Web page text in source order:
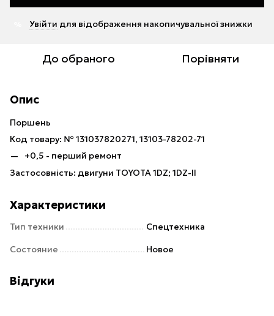
Увійти для відображення накопичувальної знижки
До обраного Порівняти
Опис
Поршень
Код товару: № 131037820271, 13103-78202-71
+0,5 - перший ремонт
Застосовність: двигуни TOYOTA 1DZ; 1DZ-II
Характеристики
Тип техники Спецтехника
Состояние Новое
Відгуки